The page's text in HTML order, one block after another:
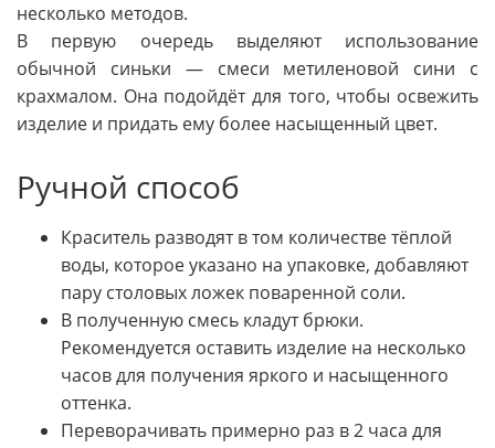
несколько методов.
В первую очередь выделяют использование
обычной синьки — смеси метиленовой сини с
крахмалом. Она подойдёт для того, чтобы освежить
изделие и придать ему более насыщенный цвет.
Ручной способ
Краситель разводят в том количестве тёплой
воды, которое указано на упаковке, добавляют
пару столовых ложек поваренной соли.
В полученную смесь кладут брюки.
Рекомендуется оставить изделие на несколько
часов для получения яркого и насыщенного
оттенка.
Переворачивать примерно раз в 2 часа для